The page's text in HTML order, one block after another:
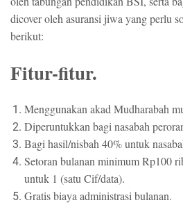
dicover oleh asuransi jiwa yang perlu
berikut:
Fitur-fitur.
Menggunakan akad Mudharabah
Diperuntukkan bagi nasabah
Bagi hasil/nisbah 40% untuk
Setoran bulanan minimum Rp100
untuk 1 (satu Cif/data).
Gratis biaya administrasi bulanan.